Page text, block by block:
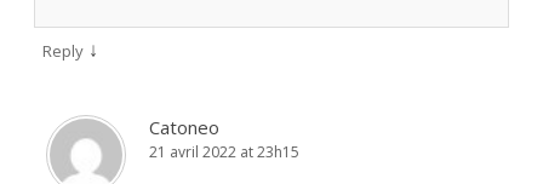
Reply ↓
Catoneo
21 avril 2022 at 23h15